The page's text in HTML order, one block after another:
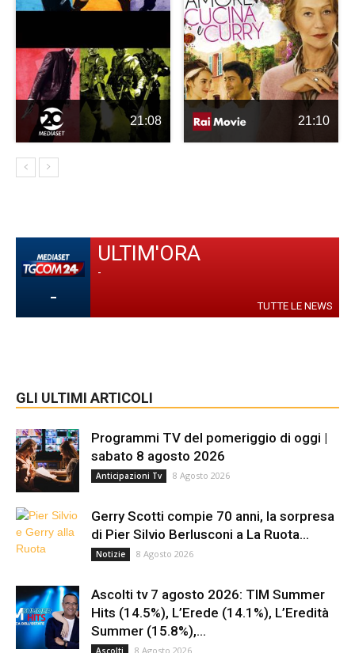
21:08 21:10
-
ULTIM'ORA
-
TUTTE LE NEWS
GLI ULTIMI ARTICOLI
Programmi TV del pomeriggio di oggi |
sabato 8 agosto 2026
Anticipazioni Tv 8 Agosto 2026
Gerry Scotti compie 70 anni, la sorpresa
di Pier Silvio Berlusconi a La Ruota...
Notizie 8 Agosto 2026
Ascolti tv 7 agosto 2026: TIM Summer
Hits (14.5%), L’Erede (14.1%), L’Eredità
Summer (15.8%),...
Ascolti 8 Agosto 2026